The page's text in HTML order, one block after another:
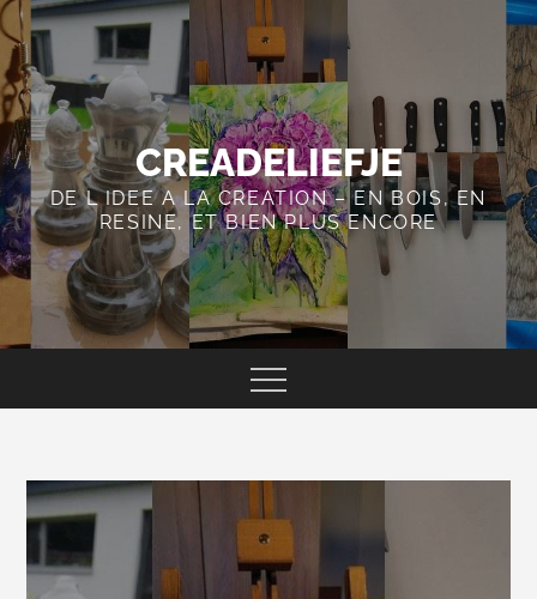
Skip
to
content
CREADELIEFJE
DE L IDEE A LA CREATION – EN BOIS, EN
RESINE, ET BIEN PLUS ENCORE